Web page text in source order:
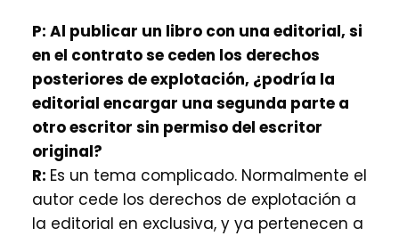
P: Al publicar un libro con una editorial, si
en el contrato se ceden los derechos
posteriores de explotación, ¿podría la
editorial encargar una segunda parte a
otro escritor sin permiso del escritor
original?
R: Es un tema complicado. Normalmente el
autor cede los derechos de explotación a
la editorial en exclusiva, y ya pertenecen a